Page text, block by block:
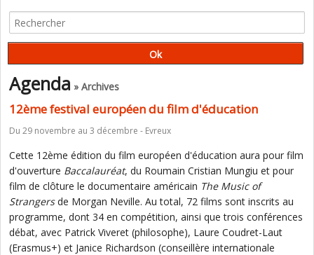
Agenda » Archives
12ème festival européen du film d'éducation
Du 29 novembre au 3 décembre - Evreux
Cette 12ème édition du film européen d'éducation aura pour film
d'ouverture Baccalauréat, du Roumain Cristian Mungiu et pour
film de clôture le documentaire américain The Music of
Strangersde Morgan Neville. Au total, 72 films sont inscrits au
programme, dont 34 en compétition, ainsi que trois conférences
débat, avec Patrick Viveret (philosophe), Laure Coudret-Laut
(Erasmus+) et Janice Richardson (conseillère internationale